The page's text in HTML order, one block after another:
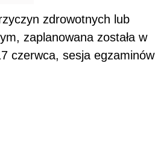
zdrowotnych lub
zaplanowana została w
czerwca, sesja egzaminów